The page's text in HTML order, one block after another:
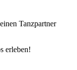
Tanzpartner
erleben!